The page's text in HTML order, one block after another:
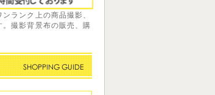
ランク上の商品撮影、
撮影背景布の販売、購